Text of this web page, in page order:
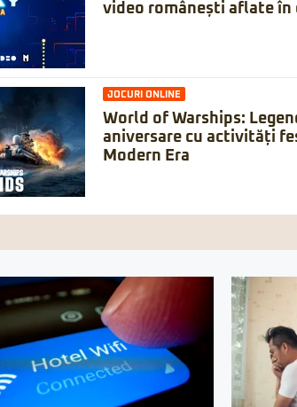
video românești aflate în
JOCURI ONLINE
World of Warships:
aniversare cu activități
Modern Era